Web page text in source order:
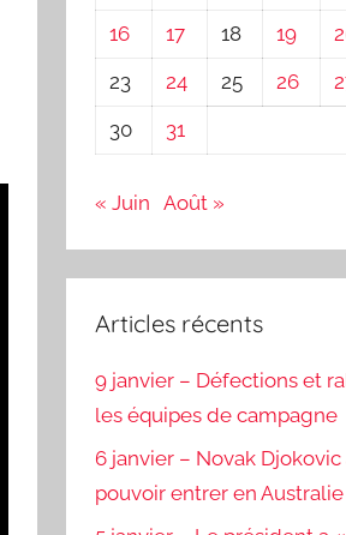
16
17 18 19
23
24 25 26
30
31
« Juin Août »
Articles récents
9 janvier – Défections et
les équipes de campagne
6 janvier – Novak
pouvoir entrer en Australie